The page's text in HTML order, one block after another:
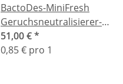
BactoDes-MiniFresh
Geruchsneutralisierer-
Säckchen Bundle 3x20
Stück.
51,00 €*
0,85 € pro 1